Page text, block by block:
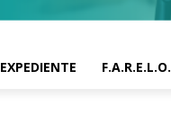
EXPEDIENTE F.A.R.E.L.O.